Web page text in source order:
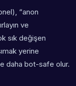
“anon
ve
sık değişen
yerine
daha bot-safe olur.